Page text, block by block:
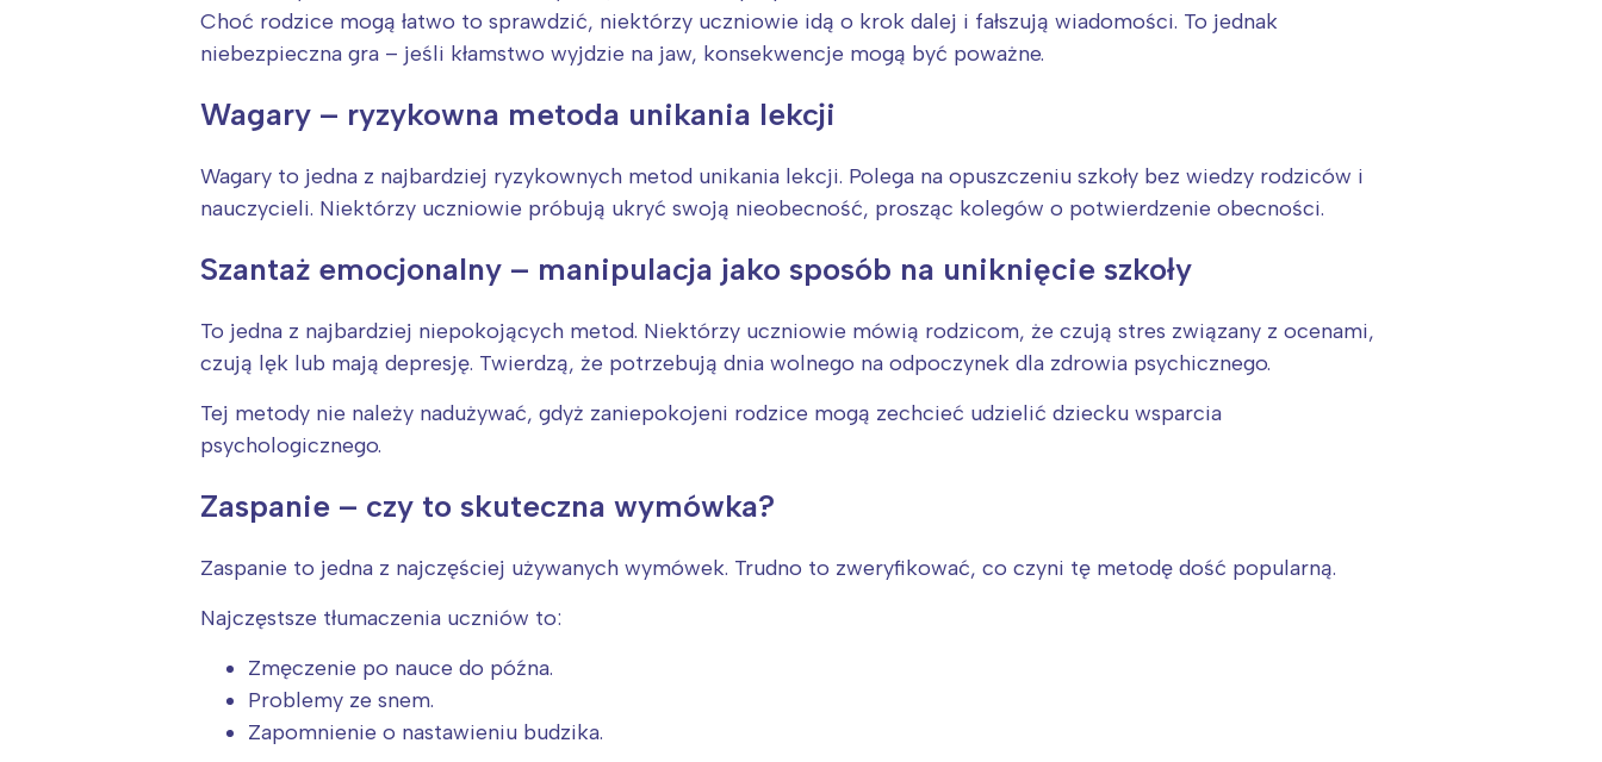
Choć rodzice mogą łatwo to sprawdzić, niektórzy uczniowie idą o krok dalej i fałszują wiadomości. To jednak
niebezpieczna gra – jeśli kłamstwo wyjdzie na jaw, konsekwencje mogą być poważne.
Wagary – ryzykowna metoda unikania lekcji
Wagary to jedna z najbardziej ryzykownych metod unikania lekcji. Polega na opuszczeniu szkoły bez wiedzy rodziców i
nauczycieli. Niektórzy uczniowie próbują ukryć swoją nieobecność, prosząc kolegów o potwierdzenie obecności.
Szantaż emocjonalny – manipulacja jako sposób na uniknięcie szkoły
To jedna z najbardziej niepokojących metod. Niektórzy uczniowie mówią rodzicom, że czują stres związany z ocenami,
czują lęk lub mają depresję. Twierdzą, że potrzebują dnia wolnego na odpoczynek dla zdrowia psychicznego.
Tej metody nie należy nadużywać, gdyż zaniepokojeni rodzice mogą zechcieć udzielić dziecku wsparcia
psychologicznego.
Zaspanie – czy to skuteczna wymówka?
Zaspanie to jedna z najczęściej używanych wymówek. Trudno to zweryfikować, co czyni tę metodę dość popularną.
Najczęstsze tłumaczenia uczniów to:
Zmęczenie po nauce do późna.
Problemy ze snem.
Zapomnienie o nastawieniu budzika.